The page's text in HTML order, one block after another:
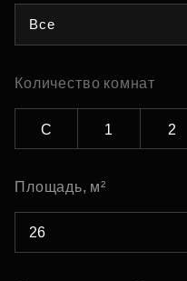
Все
Количество комнат
С 1 2
Площадь, м²